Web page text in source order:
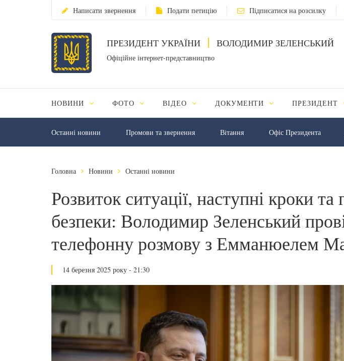
Написати звернення Подати петицію Підписатися на розсилку
ПРЕЗИДЕНТ УКРАЇНИ ВОЛОДИМИР ЗЕЛЕНСЬКИЙ
Офіційне інтернет-представництво
НОВИНИ ФОТО ВІДЕО ДОКУМЕНТИ ПРЕЗИДЕНТ
Останні новини Промови та звернення Вiтання Офіс Президента
Головна Новини Останні новини
Розвиток ситуації, наступні кроки та
безпеки: Володимир Зеленський
телефонну розмову з Емманюелем
14 березня 2025 року - 21:30